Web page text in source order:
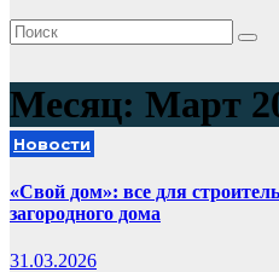
Месяц: Март
Новости
«Свой дом»: все для
загородного дома
31.03.2026